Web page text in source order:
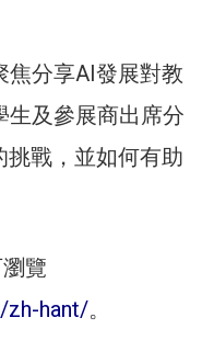
焦分享AI發展對教
生及參展商出席分
戰，並如何有助
覽
zh-hant/。